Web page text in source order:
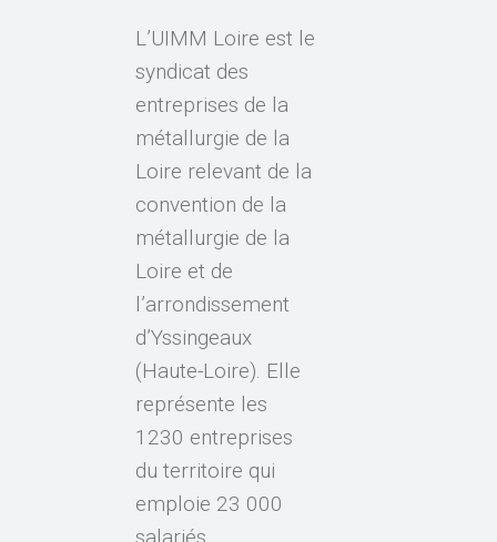
L’UIMM Loire est le
syndicat des
entreprises de la
métallurgie de la
Loire relevant de la
convention de la
métallurgie de la
Loire et de
l’arrondissement
d’Yssingeaux
(Haute-Loire). Elle
représente les
1230 entreprises
du territoire qui
emploie 23 000